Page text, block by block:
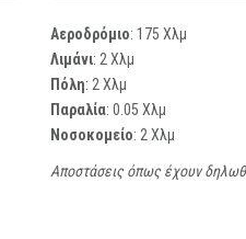
Αεροδρόμιο: 175 Χλμ
Λιμάνι: 2 Χλμ
Πόλη: 2 Χλμ
Παραλία: 0.05 Χλμ
Νοσοκομείο: 2 Χλμ
Αποστάσεις όπως έχουν